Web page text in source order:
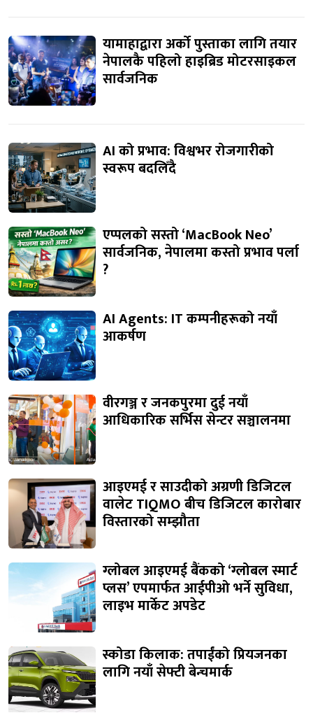
यामाहाद्वारा अर्को पुस्ताका लागि तयार
नेपालकै पहिलो हाइब्रिड मोटरसाइकल
सार्वजनिक
AI को प्रभाव: विश्वभर रोजगारीको
स्वरूप बदलिँदै
एप्पलको सस्तो ‘MacBook Neo’
सार्वजनिक, नेपालमा कस्तो प्रभाव पर्ला
?
AI Agents: IT कम्पनीहरूको नयाँ
आकर्षण
वीरगञ्ज र जनकपुरमा दुई नयाँ
आधिकारिक सर्भिस सेन्टर सञ्चालनमा
आइएमई र साउदीको अग्रणी डिजिटल
वालेट TIQMO बीच डिजिटल कारोबार
विस्तारको सम्झौता
ग्लोबल आइएमई बैंकको ‘ग्लोबल स्मार्ट
प्लस’ एपमार्फत आईपीओ भर्ने सुविधा,
लाइभ मार्केट अपडेट
स्कोडा किलाक: तपाईंको प्रियजनका
लागि नयाँ सेफ्टी बेन्चमार्क